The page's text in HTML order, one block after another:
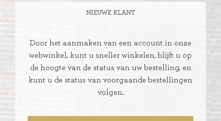
NIEUWE KLANT
Door het aanmaken van een account in onze
webwinkel, kunt u sneller winkelen, blijft u op
de hoogte van de status van uw bestelling, en
kunt u de status van voorgaande bestellingen
volgen.